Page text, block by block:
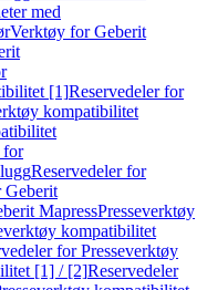
med
Verktøy for Geberit
[1]Reservedeler for
kompatibilitet
for
Reservedeler for
Geberit
MapressPresseverktøy
kompatibilitet
for Presseverktøy
[1] / [2]Reservedeler